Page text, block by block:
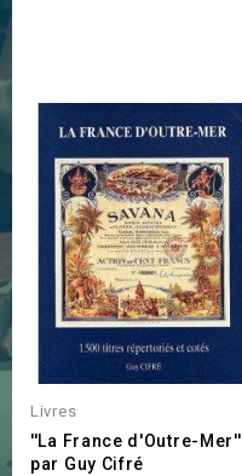
Livres
''La France d'Outre-Mer''
par Guy Cifré